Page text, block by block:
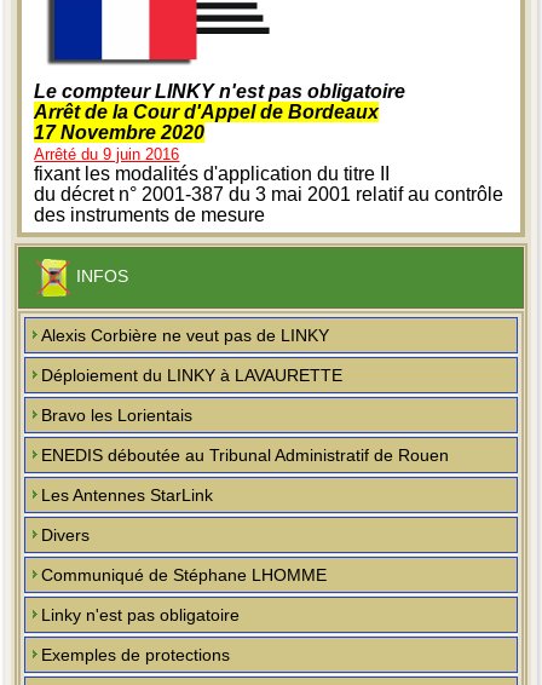
Le compteur LINKY n'est pas obligatoire
Arrêt de la Cour d'Appel de Bordeaux
17 Novembre 2020
Arrêté du 9 juin 2016
fixant les modalités d'application du titre II
du décret n° 2001-387 du 3 mai 2001 relatif au contrôle
des instruments de mesure
INFOS
Alexis Corbière ne veut pas de LINKY
Déploiement du LINKY à LAVAURETTE
Bravo les Lorientais
ENEDIS déboutée au Tribunal Administratif de Rouen
Les Antennes StarLink
Divers
Communiqué de Stéphane LHOMME
Linky n'est pas obligatoire
Exemples de protections